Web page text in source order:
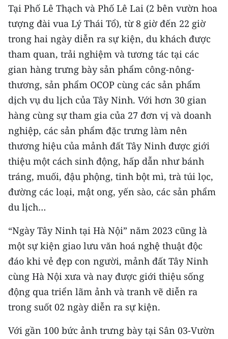
Tại Phố Lê Thạch và Phố Lê Lai (2 bên vườn hoa
tượng đài vua Lý Thái Tổ), từ 8 giờ đến 22 giờ
trong hai ngày diễn ra sự kiện, du khách được
tham quan, trải nghiệm và tương tác tại các
gian hàng trưng bày sản phẩm công-nông-
thương, sản phẩm OCOP cùng các sản phẩm
dịch vụ du lịch của Tây Ninh. Với hơn 30 gian
hàng cùng sự tham gia của 27 đơn vị và doanh
nghiệp, các sản phẩm đặc trưng làm nên
thương hiệu của mảnh đất Tây Ninh được giới
thiệu một cách sinh động, hấp dẫn như bánh
tráng, muối, đậu phộng, tinh bột mì, trà túi lọc,
đường các loại, mật ong, yến sào, các sản phẩm
du lịch…
“Ngày Tây Ninh tại Hà Nội” năm 2023 cũng là
một sự kiện giao lưu văn hoá nghệ thuật độc
đáo khi vẻ đẹp con người, mảnh đất Tây Ninh
cùng Hà Nội xưa và nay được giới thiệu sống
động qua triển lãm ảnh và tranh vẽ diễn ra
trong suốt 02 ngày diễn ra sự kiện.
Với gần 100 bức ảnh trưng bày tại Sân 03-Vườn